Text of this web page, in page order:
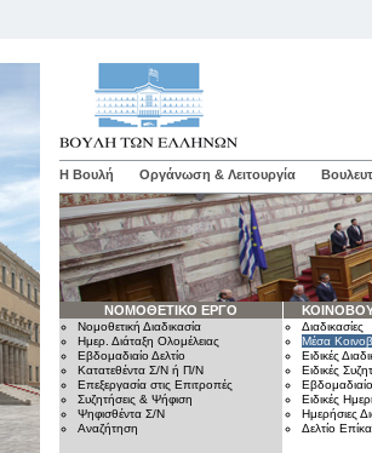
Η Βουλή Οργάνωση & Λειτουργία
ΝΟΜΟΘΕΤΙΚΟ ΕΡΓΟ
Νομοθετική Διαδικασία
Ημερ. Διάταξη Ολομέλειας
Εβδομαδιαίο Δελτίο
Κατατεθέντα Σ/Ν ή Π/Ν
Επεξεργασία στις Επιτροπές
Συζητήσεις & Ψήφιση
Ψηφισθέντα Σ/Ν
Αναζήτηση
Διαδικασίες
Μέσα
Ειδικές
Ειδικές
Εβδομαδιαίο
Ειδικές
Ημερήσιες
Δελτίο